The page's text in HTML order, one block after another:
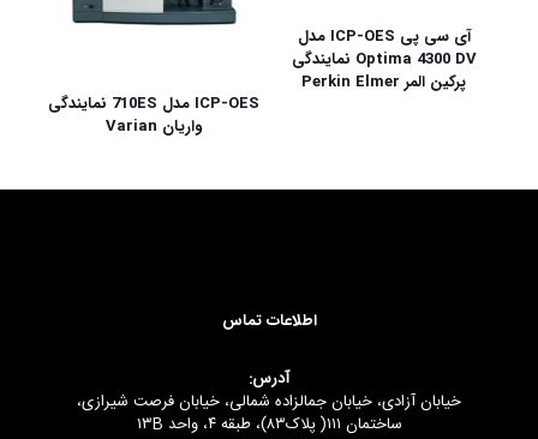
آی سی پی ICP-OES مدل
Optima 4300 DV نمایندگی
پرکین المر Perkin Elmer
ICP-OES مدل 710ES نمایندگی
واریان Varian
اطلاعات تماس
آدرس:
خیابان آزادی، خیابان جمالزاده شمالی، خیابان فرصت شیرازی،
ساختمان ۱۱۱( پلاک۸۳)، طبقه ۴، واحد ۱۳B